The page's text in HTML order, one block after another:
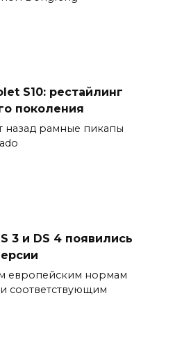
S10: рестайлинг
поколения
назад рамные пикапы
3 и DS 4 появились
европейским нормам
соответствующим